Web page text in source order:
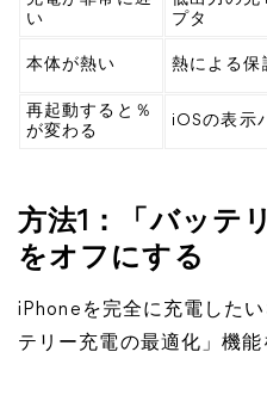
い
プタ
本体が熱い 熱による保
再起動すると％
が変わる
iOSの表示
方法1：「バッテ
をオフにする
iPhoneを完全に充電した
テリー充電の最適化」機能